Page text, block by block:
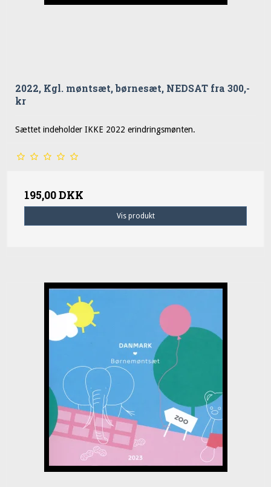
2022, Kgl. møntsæt, børnesæt, NEDSAT fra 300,-
kr
Sættet indeholder IKKE 2022 erindringsmønten.
195,00 DKK
Vis produkt